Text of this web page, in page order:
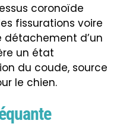
coronoïde
fissurations voire
d’un
un état
du coude, source
le chien.